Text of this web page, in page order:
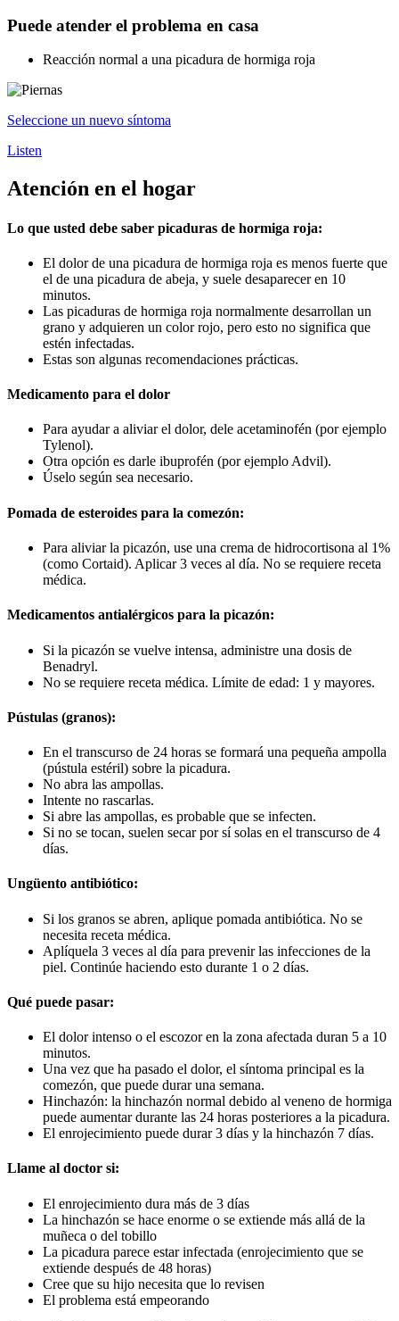
Puede atender el problema en casa
Reacción normal a una picadura de hormiga roja
Seleccione un nuevo síntoma
Listen
Atención en el hogar
Lo que usted debe saber picaduras de hormiga roja:
El dolor de una picadura de hormiga roja es menos fuerte que
el de una picadura de abeja, y suele desaparecer en 10
minutos.
Las picaduras de hormiga roja normalmente desarrollan un
grano y adquieren un color rojo, pero esto no significa que
estén infectadas.
Estas son algunas recomendaciones prácticas.
Medicamento para el dolor
Para ayudar a aliviar el dolor, dele acetaminofén (por ejemplo
Tylenol).
Otra opción es darle ibuprofén (por ejemplo Advil).
Úselo según sea necesario.
Pomada de esteroides para la comezón:
Para aliviar la picazón, use una crema de hidrocortisona al 1%
(como Cortaid). Aplicar 3 veces al día. No se requiere receta
médica.
Medicamentos antialérgicos para la picazón:
Si la picazón se vuelve intensa, administre una dosis de
Benadryl.
No se requiere receta médica. Límite de edad: 1 y mayores.
Pústulas (granos):
En el transcurso de 24 horas se formará una pequeña ampolla
(pústula estéril) sobre la picadura.
No abra las ampollas.
Intente no rascarlas.
Si abre las ampollas, es probable que se infecten.
Si no se tocan, suelen secar por sí solas en el transcurso de 4
días.
Ungüento antibiótico:
Si los granos se abren, aplique pomada antibiótica. No se
necesita receta médica.
Aplíquela 3 veces al día para prevenir las infecciones de la
piel. Continúe haciendo esto durante 1 o 2 días.
Qué puede pasar:
El dolor intenso o el escozor en la zona afectada duran 5 a 10
minutos.
Una vez que ha pasado el dolor, el síntoma principal es la
comezón, que puede durar una semana.
Hinchazón: la hinchazón normal debido al veneno de hormiga
puede aumentar durante las 24 horas posteriores a la picadura.
El enrojecimiento puede durar 3 días y la hinchazón 7 días.
Llame al doctor si:
El enrojecimiento dura más de 3 días
La hinchazón se hace enorme o se extiende más allá de la
muñeca o del tobillo
La picadura parece estar infectada (enrojecimiento que se
extiende después de 48 horas)
Cree que su hijo necesita que lo revisen
El problema está empeorando